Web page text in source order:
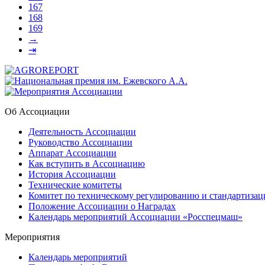
167
168
169
→
⇥
Об Ассоциации
Деятельность Ассоциации
Руководство Ассоциации
Аппарат Ассоциации
Как вступить в Ассоциацию
История Ассоциации
Технические комитеты
Комитет по техническому регулированию и
Положение Ассоциации о Наградах
Календарь мероприятий Ассоциации «Росспецмаш»
Мероприятия
Календарь мероприятий